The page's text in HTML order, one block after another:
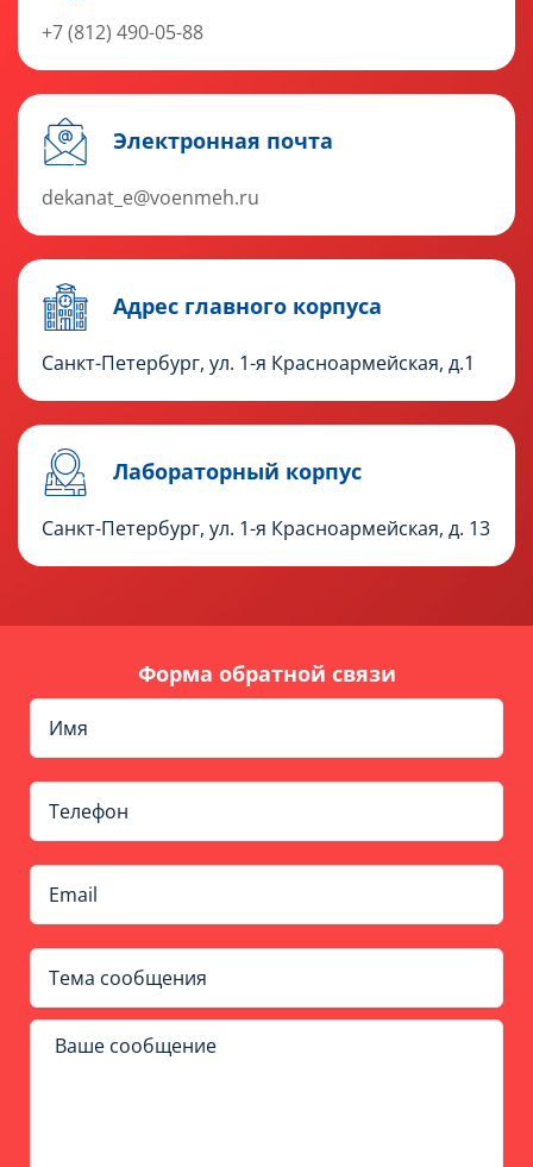
+7 (812) 490-05-88
Электронная почта
dekanat_e@voenmeh.ru
Адрес главного корпуса
Санкт-Петербург, ул. 1-я Красноармейская, д.1
Лабораторный корпус
Санкт-Петербург, ул. 1-я Красноармейская, д. 13
Форма обратной связи